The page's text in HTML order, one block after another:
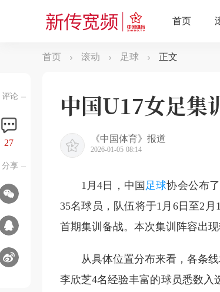
首页 滚动 足球 正文
评论
27
分享
中国U17女足集
《中国体育》报道
2026-01-05 08:14
1月4日，中国 足球协会公布
35名球员，队伍将于1月6日至2
首期集训备战。本次集训阵容出
从具体位置分布来看，各条
李欣芝4名经验丰富的球员悉数入